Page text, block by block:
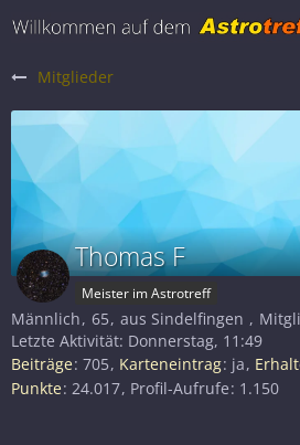
Mitglieder
Thomas F
Meister im Astrotreff
Männlich 65 aus Sindelfingen
Letzte Aktivität: Donnerstag, 11:49
Beiträge 705 Karteneintrag ja
Punkte 24.017 Profil-Aufrufe 1.150